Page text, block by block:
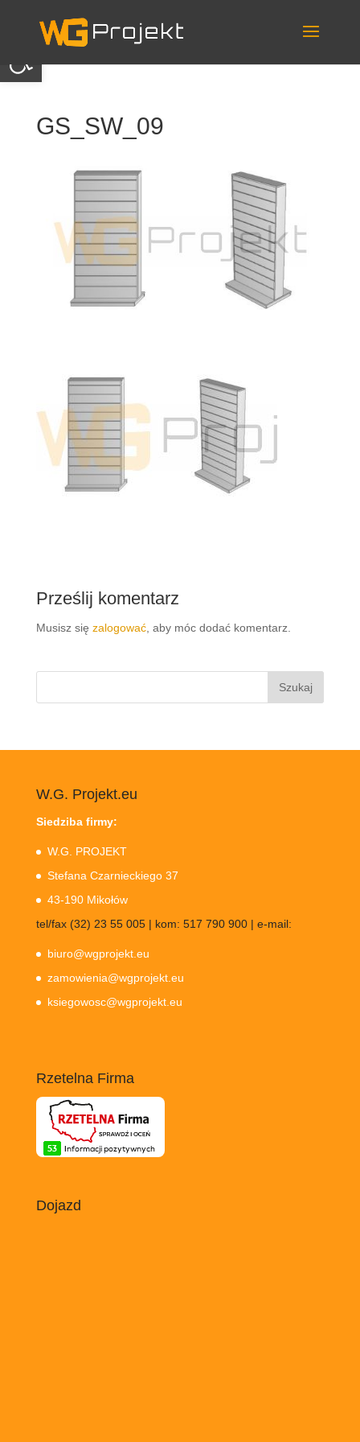
Otwórz pasek narzędzi
content
GS_SW_09
Prześlij komentarz
Musisz się zalogować, aby móc dodać komentarz.
Szukaj:
W.G. Projekt.eu
Siedziba firmy:
W.G. PROJEKT
Stefana Czarnieckiego 37
43-190 Mikołów
tel/fax (32) 23 55 005 | kom: 517 790 900 | e-mail:
biuro@wgprojekt.eu
zamowienia@wgprojekt.eu
ksiegowosc@wgprojekt.eu
Rzetelna Firma
Dojazd